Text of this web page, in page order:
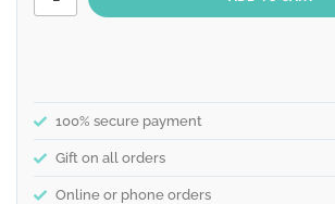
100% secure payment
Gift on all orders
Online or phone orders